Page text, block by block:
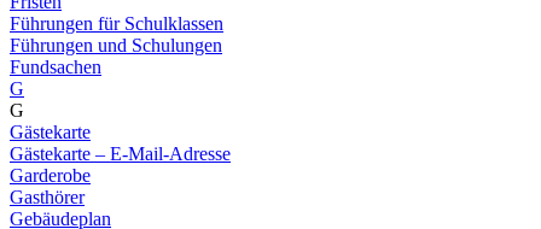
Führungen für Schulklassen
Führungen und Schulungen
Fundsachen
G
G
Gästekarte
Gästekarte – E-Mail-Adresse
Garderobe
Gasthörer
Gebäudeplan